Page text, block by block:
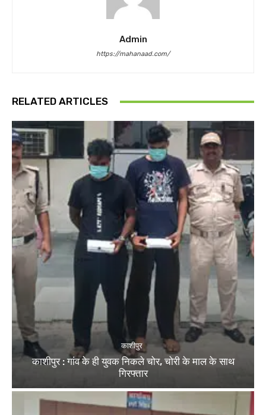
Admin
https://mahanaad.com/
RELATED ARTICLES
काशीपुर
काशीपुर : गांव के ही युवक निकले चोर, चोरी के माल के साथ
गिरफ्तार